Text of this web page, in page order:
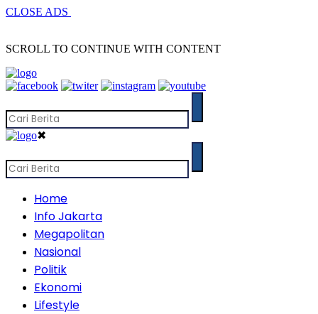
CLOSE ADS
SCROLL TO CONTINUE WITH CONTENT
✖
Home
Info Jakarta
Megapolitan
Nasional
Politik
Ekonomi
Lifestyle